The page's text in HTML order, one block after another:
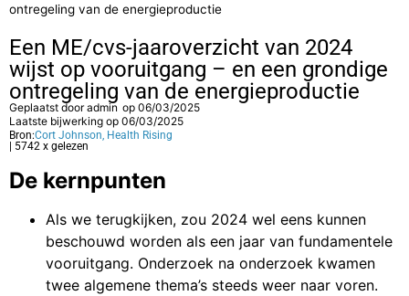
ontregeling van de energieproductie
Een ME/cvs-jaaroverzicht van 2024
wijst op vooruitgang – en een grondige
ontregeling van de energieproductie
Geplaatst dooradmin op 06/03/2025
Laatste bijwerking op 06/03/2025
Bron:Cort Johnson, Health Rising
| 5742 x gelezen
De kernpunten
Als we terugkijken, zou 2024 wel eens kunnen
beschouwd worden als een jaar van fundamentele
vooruitgang. Onderzoek na onderzoek kwamen
twee algemene thema’s steeds weer naar voren.